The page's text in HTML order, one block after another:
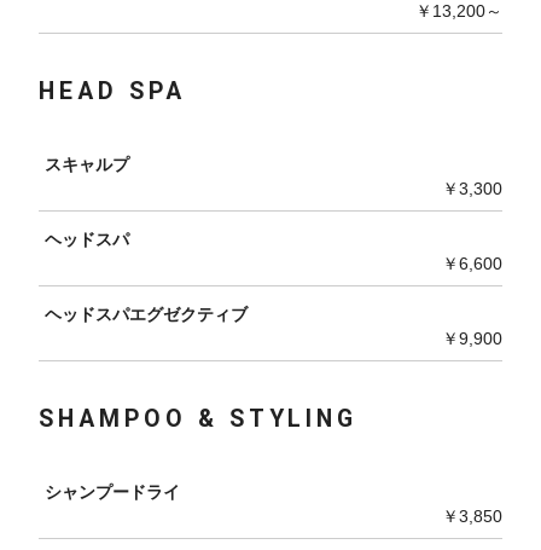
￥13,200～
HEAD SPA
スキャルプ
￥3,300
ヘッドスパ
￥6,600
ヘッドスパエグゼクティブ
￥9,900
SHAMPOO & STYLING
シャンプードライ
￥3,850